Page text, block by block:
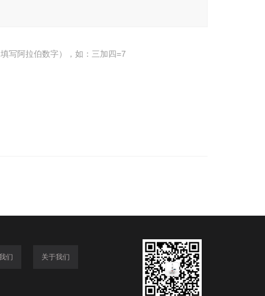
写阿拉伯数字），如：三加四=7
们 关于我们